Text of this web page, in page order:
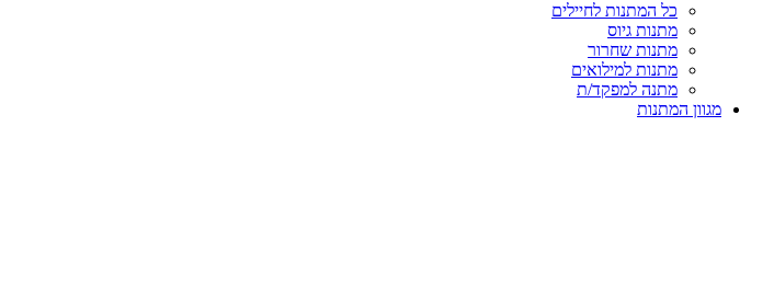
כל המתנות לחיילים
מתנות גיוס
מתנות שחרור
מתנות למילואים
מתנה למפקד/ת
מגוון המתנות